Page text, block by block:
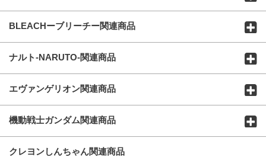
BLEACHーブリーチー関連商品
ナルト-NARUTO-関連商品
エヴァンゲリオン関連商品
機動戦士ガンダム関連商品
クレヨンしんちゃん関連商品